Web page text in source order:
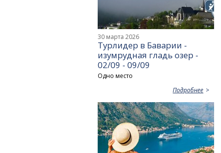
30 марта 2026
Турлидер в Баварии -
изумрудная гладь озер -
02/09 - 09/09
Одно место
Подробнее